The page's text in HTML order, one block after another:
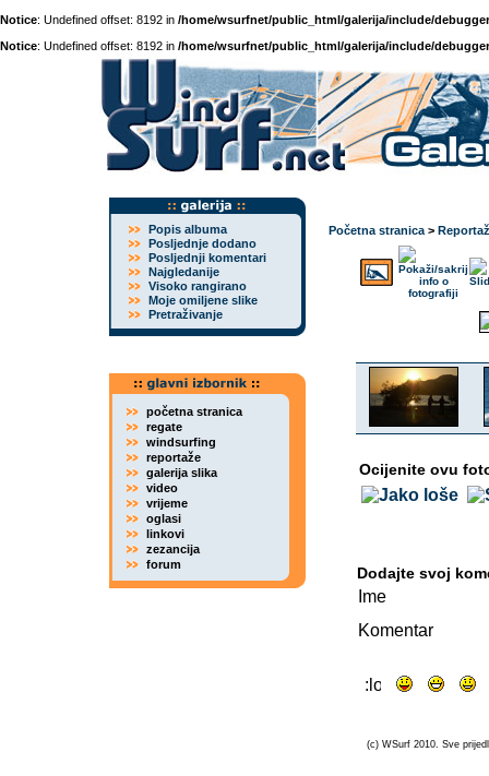
Notice: Undefined offset: 8192 in /home/wsurfnet/public_html/galerija/include/
Notice: Undefined offset: 8192 in /home/wsurfnet/public_html/galerija/include/
Popis albuma
Posljednje dodano
Posljednji komentari
Najgledanije
Visoko rangirano
Moje omiljene slike
Pretraživanje
početna stranica
regate
windsurfing
reportaže
galerija slika
video
vrijeme
oglasi
linkovi
zezancija
forum
Početna stranica >
Ocijenite ovu
Dodajte svoj
Ime
Komentar
(c) WSurf 2010. Sve